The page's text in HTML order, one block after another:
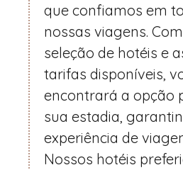
que confiamos em
nossas viagens.
seleção de hotéis e
tarifas disponíveis,
encontrará a opção
sua estadia,
experiência de
Nossos hotéis